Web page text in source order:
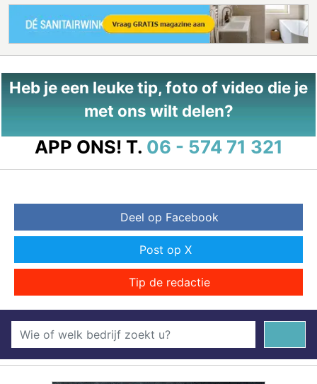
Heb je een leuke tip, foto of video die je
met ons wilt delen?
APP ONS! T. 06 - 574 71 321
Deel op Facebook
Post op X
Tip de redactie